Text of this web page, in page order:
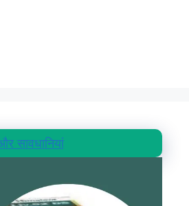
सावधानियां